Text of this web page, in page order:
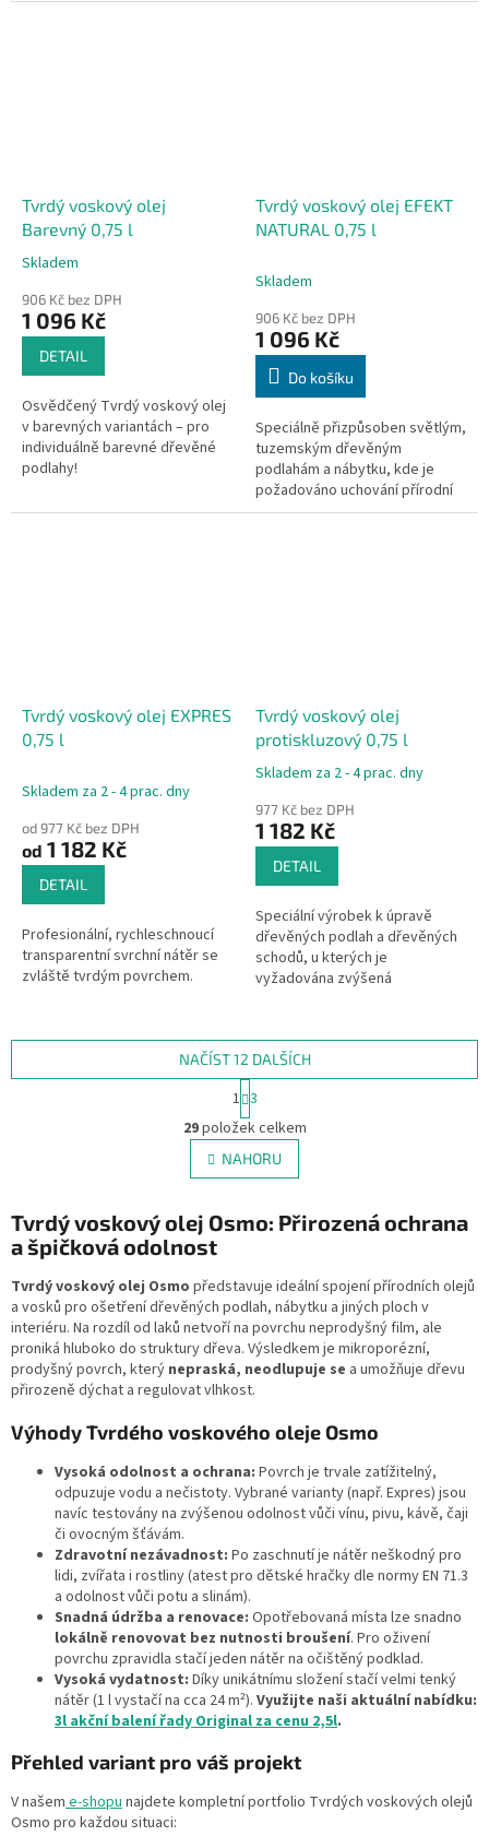
Tvrdý voskový olej
Barevný 0,75 l
Průměrné
produktu
je
hvězdiček.
Skladem
906 Kč bez DPH
1 096 Kč
DETAIL
Osvědčený Tvrdý voskový olej
v barevných variantách – pro
individuálně barevné dřevěné
podlahy!
Tvrdý voskový olej EFEKT
NATURAL 0,75 l
Skladem
906 Kč bez DPH
1 096 Kč
Do košíku
Speciálně přizpůsoben světlým,
tuzemským dřevěným
podlahám a nábytku, kde je
požadováno uchování přírodní
světlé optiky dřeva bez
Tvrdý voskový olej EXPRES
0,75 l
Skladem za 2 - 4 prac. dny
od 977 Kč bez DPH
od 1 182 Kč
DETAIL
Profesionální, rychleschnoucí
transparentní svrchní nátěr se
zvláště tvrdým povrchem.
Tvrdý voskový olej
protiskluzový 0,75 l
Průměrné
produktu
je
hvězdiček.
Skladem za 2 - 4 prac. dny
977 Kč bez DPH
1 182 Kč
DETAIL
Speciální výrobek k úpravě
dřevěných podlah a dřevěných
schodů, u kterých je
vyžadována zvýšená
O
v
l
á
a
p
r
v
k
y
v
p
s
u
NAČÍST 12 DALŠÍCH
t
r
á
n
k
v
á
1 3
29položek celkem
NAHORU
Tvrdý voskový olej Osmo: Přirozená ochrana
a špičková odolnost
Tvrdý voskový olej Osmo představuje ideální spojení přírodních olejů
a vosků pro ošetření dřevěných podlah, nábytku a jiných ploch v
interiéru. Na rozdíl od laků netvoří na povrchu neprodyšný film, ale
proniká hluboko do struktury dřeva. Výsledkem je mikroporézní,
prodyšný povrch, který nepraská, neodlupuje se a umožňuje dřevu
přirozeně dýchat a regulovat vlhkost.
Výhody Tvrdého voskového oleje Osmo
Vysoká odolnost a ochrana: Povrch je trvale zatížitelný,
odpuzuje vodu a nečistoty. Vybrané varianty (např. Expres) jsou
navíc testovány na zvýšenou odolnost vůči vínu, pivu, kávě, čaji
či ovocným šťávám.
Zdravotní nezávadnost: Po zaschnutí je nátěr neškodný pro
lidi, zvířata i rostliny (atest pro dětské hračky dle normy EN 71.3
a odolnost vůči potu a slinám).
Snadná údržba a renovace: Opotřebovaná místa lze snadno
lokálně renovovat bez nutnosti broušení. Pro oživení
povrchu zpravidla stačí jeden nátěr na očištěný podklad.
Vysoká vydatnost: Díky unikátnímu složení stačí velmi tenký
nátěr (1 l vystačí na cca 24 m²). Využijte naši aktuální nabídku:
3l akční balení řady Original za cenu 2,5l.
Přehled variant pro váš projekt
V našem e-shopunajdete kompletní portfolio Tvrdých voskových olejů
Osmo pro každou situaci: